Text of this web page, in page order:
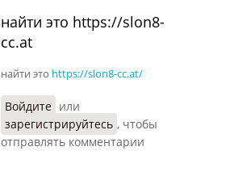
найти это https://slon8-
cc.at
найти это https://slon8-cc.at/
Войдите или
зарегистрируйтесь , чтобы
отправлять комментарии